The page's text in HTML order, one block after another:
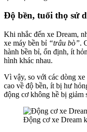
Độ bền, tuổi thọ sử
Khi nhắc đến xe Dream,
xe máy bền bỉ “trâu bò”.
hành bền bỉ, ổn định, ít
hình khác nhau.
Vì vậy, so với các dòng
cao về độ bền, ít bị hư
động cơ không hề bị giảm
Động cơ xe Dream